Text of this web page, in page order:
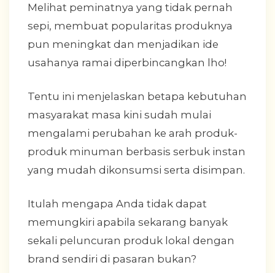
Melihat peminatnya yang tidak pernah
sepi, membuat popularitas produknya
pun meningkat dan menjadikan ide
usahanya ramai diperbincangkan lho!
Tentu ini menjelaskan betapa kebutuhan
masyarakat masa kini sudah mulai
mengalami perubahan ke arah produk-
produk minuman berbasis serbuk instan
yang mudah dikonsumsi serta disimpan.
Itulah mengapa Anda tidak dapat
memungkiri apabila sekarang banyak
sekali peluncuran produk lokal dengan
brand sendiri di pasaran bukan?